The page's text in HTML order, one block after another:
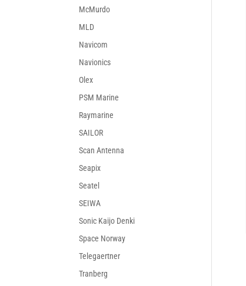
McMurdo
MLD
Navicom
Navionics
Olex
PSM Marine
Raymarine
SAILOR
Scan Antenna
Seapix
Seatel
SEIWA
Sonic Kaijo Denki
Space Norway
Telegaertner
Tranberg